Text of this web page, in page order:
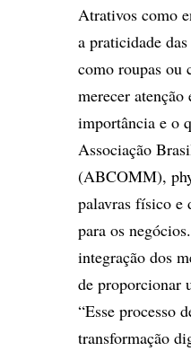
Atrativos como
a praticidade
como roupas ou
merecer atenção
importância e o
Associação
(ABCOMM),
palavras físico e
para os
integração dos
de proporcionar
“Esse processo
transformação